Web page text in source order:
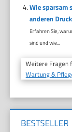
Wie sparsam
anderen
Erfahren Sie,
sind und wie...
Weitere Fragen
Wartung &
BESTSELLER